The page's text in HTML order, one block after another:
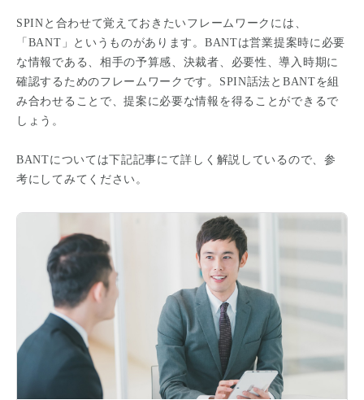
SPINと合わせて覚えておきたいフレームワークには、
「BANT」というものがあります。BANTは営業提案時に必要
な情報である、相手の予算感、決裁者、必要性、導入時期に
確認するためのフレームワークです。SPIN話法とBANTを組
み合わせることで、提案に必要な情報を得ることができるで
しょう。
BANTについては下記記事にて詳しく解説しているので、参
考にしてみてください。